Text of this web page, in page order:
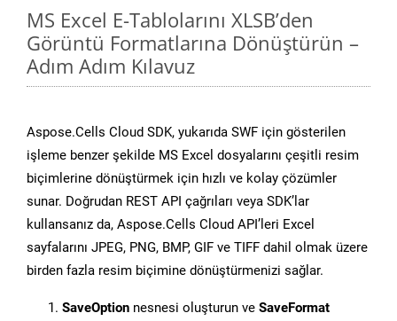
MS Excel E-Tablolarını XLSB’den
Görüntü Formatlarına Dönüştürün –
Adım Adım Kılavuz
Aspose.Cells Cloud SDK, yukarıda SWF için gösterilen
işleme benzer şekilde MS Excel dosyalarını çeşitli resim
biçimlerine dönüştürmek için hızlı ve kolay çözümler
sunar. Doğrudan REST API çağrıları veya SDK’lar
kullansanız da, Aspose.Cells Cloud API’leri Excel
sayfalarını JPEG, PNG, BMP, GIF ve TIFF dahil olmak üzere
birden fazla resim biçimine dönüştürmenizi sağlar.
SaveOption nesnesi oluşturun ve SaveFormat